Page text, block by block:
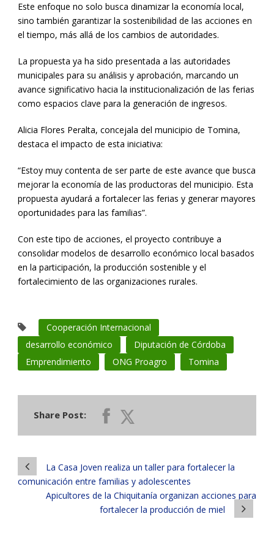
Este enfoque no solo busca dinamizar la economía local,
sino también garantizar la sostenibilidad de las acciones en
el tiempo, más allá de los cambios de autoridades.
La propuesta ya ha sido presentada a las autoridades
municipales para su análisis y aprobación, marcando un
avance significativo hacia la institucionalización de las ferias
como espacios clave para la generación de ingresos.
Alicia Flores Peralta, concejala del municipio de Tomina,
destaca el impacto de esta iniciativa:
“Estoy muy contenta de ser parte de este avance que busca
mejorar la economía de las productoras del municipio. Esta
propuesta ayudará a fortalecer las ferias y generar mayores
oportunidades para las familias”.
Con este tipo de acciones, el proyecto contribuye a
consolidar modelos de desarrollo económico local basados
en la participación, la producción sostenible y el
fortalecimiento de las organizaciones rurales.
Cooperación Internacional
desarrollo económico
Diputación de Córdoba
Emprendimiento
ONG Proagro Tomina
Share Post:
La Casa Joven realiza un taller para fortalecer la
comunicación entre familias y adolescentes
Apicultores de la Chiquitanía organizan acciones para
fortalecer la producción de miel